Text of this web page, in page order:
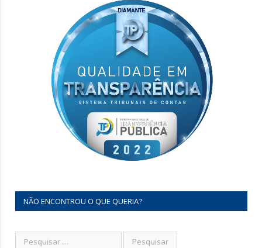
NÃO ENCONTROU O QUE QUERIA?